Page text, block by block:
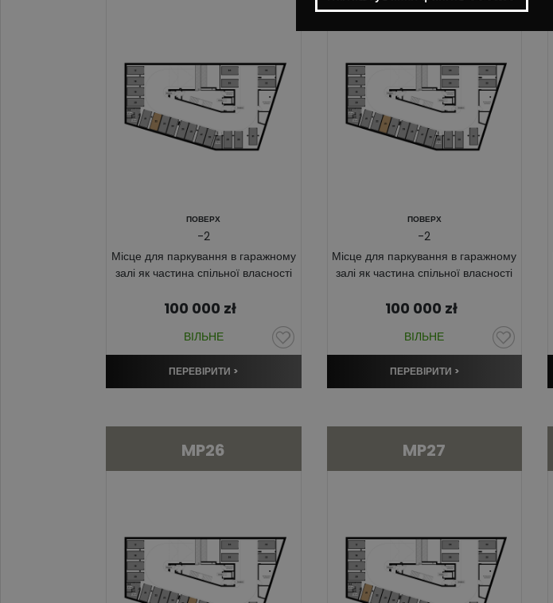
ПОВЕРХ
-2
Місце для паркування в гаражному
залі як частина спільної власності
100 000 zł
ВІЛЬНЕ
ПЕРЕВІРИТИ >
ПОВЕРХ
-2
Місце для паркування в гаражному
залі як частина спільної власності
100 000 zł
ВІЛЬНЕ
ПЕРЕВІРИТИ >
MP26 MP27